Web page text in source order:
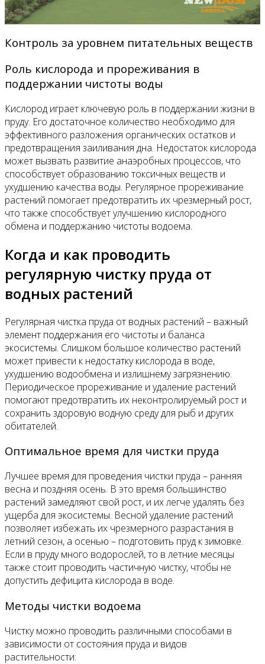
Контроль за уровнем питательных веществ
Роль кислорода и прореживания в
поддержании чистоты воды
Кислород играет ключевую роль в поддержании жизни в
пруду. Его достаточное количество необходимо для
эффективного разложения органических остатков и
предотвращения заиливания дна. Недостаток кислорода
может вызвать развитие анаэробных процессов, что
способствует образованию токсичных веществ и
ухудшению качества воды. Регулярное прореживание
растений помогает предотвратить их чрезмерный рост,
что также способствует улучшению кислородного
обмена и поддержанию чистоты водоема.
Когда и как проводить
регулярную чистку пруда от
водных растений
Регулярная чистка пруда от водных растений – важный
элемент поддержания его чистоты и баланса
экосистемы. Слишком большое количество растений
может привести к недостатку кислорода в воде,
ухудшению водообмена и излишнему загрязнению.
Периодическое прореживание и удаление растений
помогают предотвратить их неконтролируемый рост и
сохранить здоровую водную среду для рыб и других
обитателей.
Оптимальное время для чистки пруда
Лучшее время для проведения чистки пруда – ранняя
весна и поздняя осень. В это время большинство
растений замедляют свой рост, и их легче удалять без
ущерба для экосистемы. Весной удаление растений
позволяет избежать их чрезмерного разрастания в
летний сезон, а осенью – подготовить пруд к зимовке.
Если в пруду много водорослей, то в летние месяцы
также стоит проводить частичную чистку, чтобы не
допустить дефицита кислорода в воде.
Методы чистки водоема
Чистку можно проводить различными способами в
зависимости от состояния пруда и видов
растительности: